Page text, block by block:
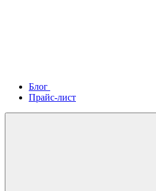
Блог
Прайс-лист